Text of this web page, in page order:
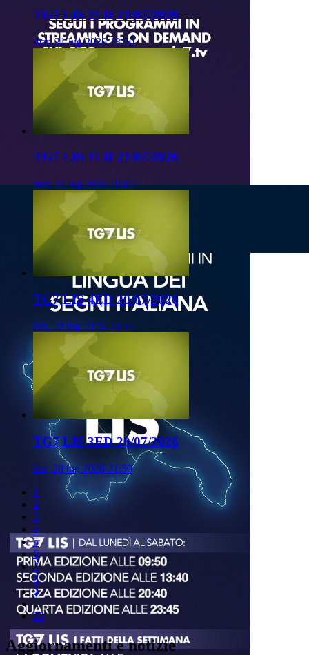
TG7 LIS 2ED 21/07/2026
mar, 21 lug 2026 13:50
TG7 LIS 1ED 21/07/2026
mar, 21 lug 2026 10:05
TG7 LIS 4ED 20/07/2026
lun, 20 lug 2026 23:55
TG7 LIS 3ED 20/07/2026
lun, 20 lug 2026 21:50
1
2
3
4
5
6
7
8
9
..
22
Aggiornamenti e notizie